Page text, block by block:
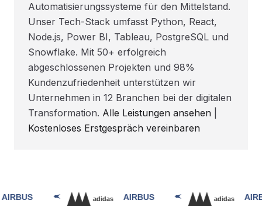
Automatisierungssysteme für den Mittelstand.
Unser Tech-Stack umfasst Python, React,
Node.js, Power BI, Tableau, PostgreSQL und
Snowflake. Mit 50+ erfolgreich
abgeschlossenen Projekten und 98%
Kundenzufriedenheit unterstützen wir
Unternehmen in 12 Branchen bei der digitalen
Transformation. Alle Leistungen ansehen
Kostenloses Erstgespräch vereinbaren